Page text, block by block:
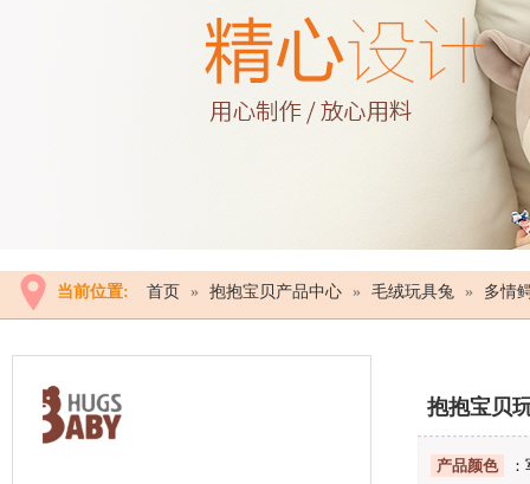
当前位置: 首页 » 抱抱宝贝产品中心 » 毛绒玩具兔 » 多情
抱抱宝贝
产品颜色